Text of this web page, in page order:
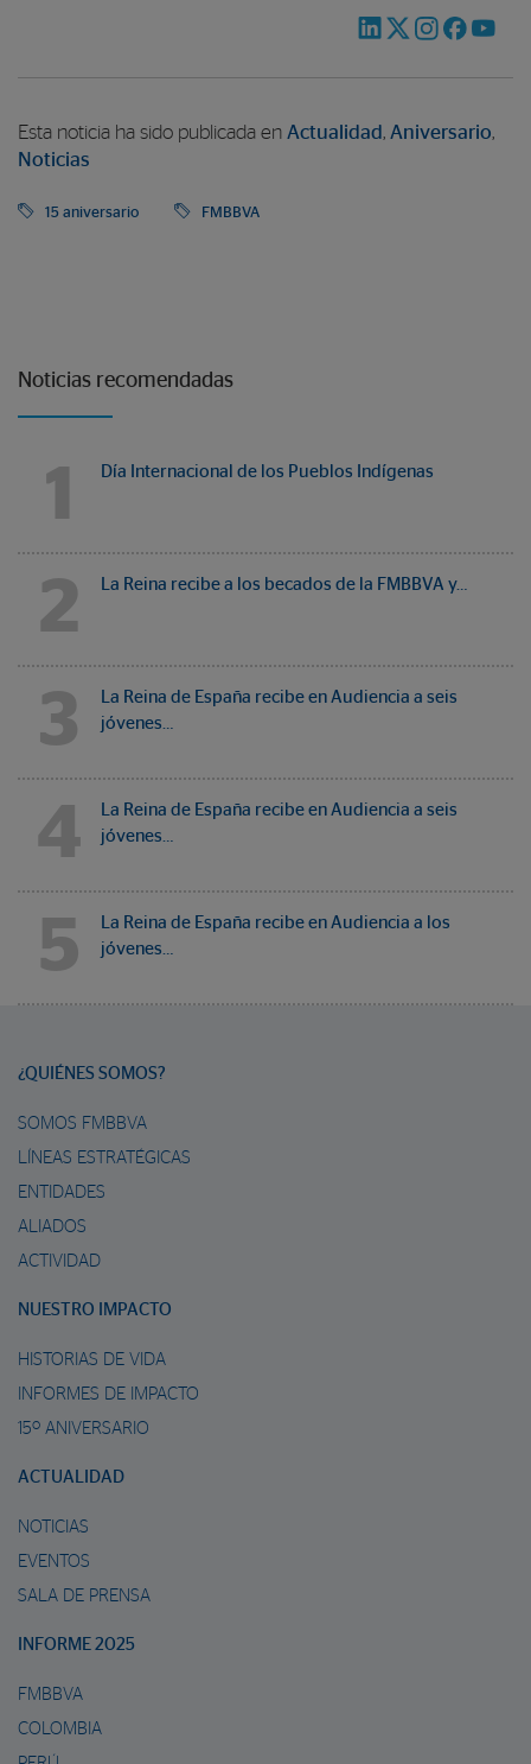
Esta noticia ha sido publicada en Actualidad, Aniversario,
Noticias
15 aniversario FMBBVA
Noticias recomendadas
1 Día Internacional de los Pueblos Indígenas
2 La Reina recibe a los becados de la FMBBVA y…
3
La Reina de España recibe en Audiencia a seis
jóvenes…
4
La Reina de España recibe en Audiencia a seis
jóvenes…
5
La Reina de España recibe en Audiencia a los
jóvenes…
¿QUIÉNES SOMOS?
SOMOS FMBBVA
LÍNEAS ESTRATÉGICAS
ENTIDADES
ALIADOS
ACTIVIDAD
NUESTRO IMPACTO
HISTORIAS DE VIDA
INFORMES DE IMPACTO
15º ANIVERSARIO
ACTUALIDAD
NOTICIAS
EVENTOS
SALA DE PRENSA
INFORME 2025
FMBBVA
COLOMBIA